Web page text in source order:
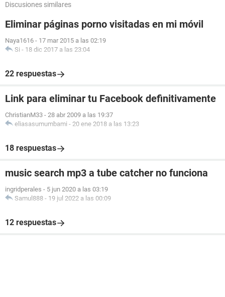
Discusiones similares
Eliminar páginas porno visitadas en mi móvil
Naya1616 - 17 mar 2015 a las 02:19
Si - 18 dic 2017 a las 23:04
22 respuestas
Link para eliminar tu Facebook definitivamente
ChristianM33 - 28 abr 2009 a las 19:37
eliasasumumbami - 20 ene 2018 a las 13:23
18 respuestas
music search mp3 a tube catcher no funciona
ingridperales - 5 jun 2020 a las 03:19
Samul888 - 19 jul 2022 a las 00:09
12 respuestas